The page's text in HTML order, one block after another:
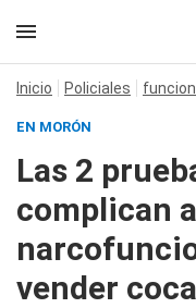
Inicio Policiales
EN MORÓN
Las 2
complican
vender